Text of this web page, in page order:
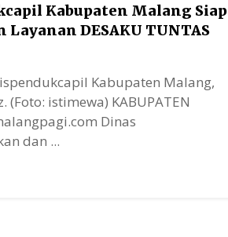
Kabupaten Malang Siap
Layanan DESAKU TUNTAS
Kabupaten Malang,
(Foto: istimewa) KABUPATEN
Dinas
dan ...